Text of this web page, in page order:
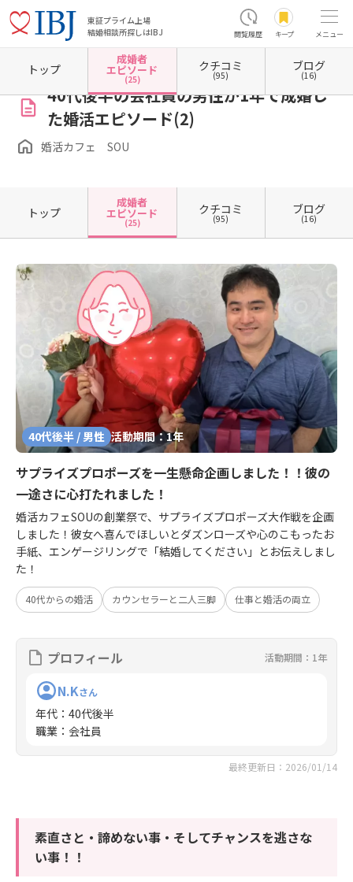
東証プライム上場
結婚相談所探しはIBJ
閲覧履歴 キープ メニュー
ホーム 沖縄県の結婚相談所 婚活カフェ SOU 成婚者エピソード一覧 成婚者エピソ
40代後半の会社員の男性が1年で成婚し
た婚活エピソード(2)
婚活カフェ SOU
トップ
成婚者
エピソード
(25)
クチコミ
(95)
ブログ
(16)
トップ
成婚者
エピソード
(25)
クチコミ
(95)
ブログ
(16)
40代後半 / 男性 活動期間：1年
サプライズプロポーズを一生懸命企画しました！！彼の
一途さに心打たれました！
婚活カフェSOUの創業祭で、サプライズプロポーズ大作戦を企画
しました！彼女へ喜んでほしいとダズンローズや心のこもったお
手紙、エンゲージリングで「結婚してください」とお伝えしまし
た！
40代からの婚活 カウンセラーと二人三脚 仕事と婚活の両立
プロフィール 活動期間：1年
N.Kさん
年代 ： 40代後半
職業 ： 会社員
最終更新日：2026/01/14
素直さと・諦めない事・そしてチャンスを逃さな
い事！！